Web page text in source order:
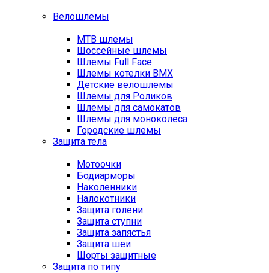
Велошлемы
MTB шлемы
Шоссейные шлемы
Шлемы Full Face
Шлемы котелки BMX
Детские велошлемы
Шлемы для Роликов
Шлемы для самокатов
Шлемы для моноколеса
Городские шлемы
Защита тела
Мотоочки
Бодиарморы
Наколенники
Налокотники
Защита голени
Защита ступни
Защита запястья
Защита шеи
Шорты защитные
Защита по типу